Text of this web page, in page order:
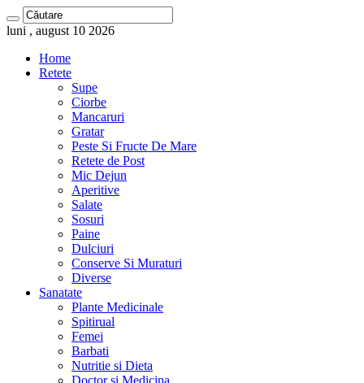
luni , august 10 2026
Home
Retete
Supe
Ciorbe
Mancaruri
Gratar
Peste Si Fructe De Mare
Retete de Post
Mic Dejun
Aperitive
Salate
Sosuri
Paine
Dulciuri
Conserve Si Muraturi
Diverse
Sanatate
Plante Medicinale
Spitirual
Femei
Barbati
Nutritie si Dieta
Doctor si Medicina